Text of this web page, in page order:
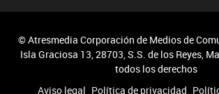
© Atresmedia Corporación de Medios de
Isla Graciosa 13, 28703, S.S. de los Reyes,
todos los derechos
Aviso legal Política de privacidad